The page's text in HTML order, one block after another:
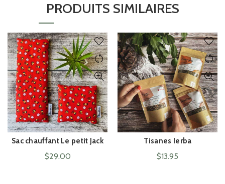
PRODUITS SIMILAIRES
ACHAT RAPIDE
Sac chauffant Le petit Jack
$29.00
ACHAT RAPIDE
Tisanes Ierba
$13.95